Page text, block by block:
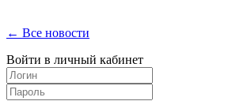
← Все новости
Войти в личный кабинет